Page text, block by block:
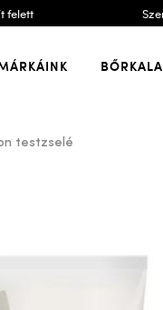
felett
testzselé